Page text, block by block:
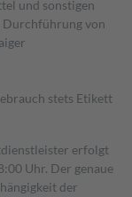
und sonstigen
Durchführung von
stets Etikett
erfolgt
Uhr. Der genaue
der